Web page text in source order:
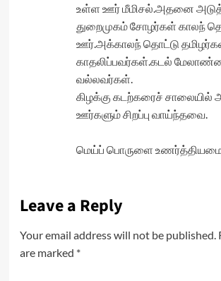
உள்ள ஊர் மீமிசல்.அதனை
துறைமுகம் சோழர்கள் காலந்
ஊர்.அக்காலந் தொட்டு
காதலிப்பவர்கள்.கடல்
வல்லவர்கள்.
கிழக்கு கடற்கரைச்
ஊர்களும் சிறப்பு வாய்ந்தவை.
மெய்ப் பொருளை
Leave a Reply
Your email address will not be published.
are marked *